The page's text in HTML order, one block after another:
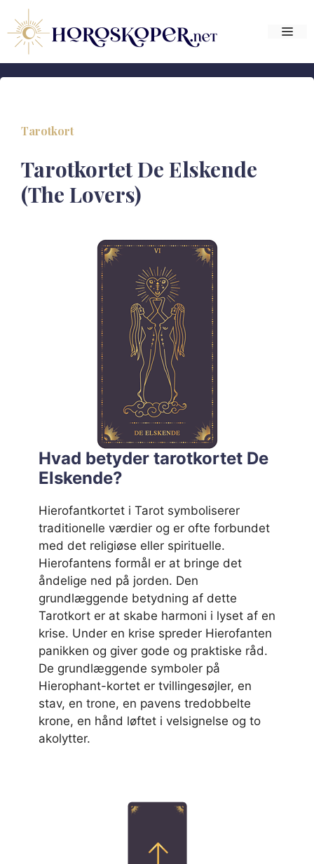
indhold
Tarotkort
Tarotkortet De Elskende
(The Lovers)
Hvad betyder tarotkortet De
Elskende?
Hierofantkortet i Tarot symboliserer
traditionelle værdier og er ofte forbundet
med det religiøse eller spirituelle.
Hierofantens formål er at bringe det
åndelige ned på jorden. Den
grundlæggende betydning af dette
Tarotkort er at skabe harmoni i lyset af en
krise. Under en krise spreder Hierofanten
panikken og giver gode og praktiske råd.
De grundlæggende symboler på
Hierophant-kortet er tvillingesøjler, en
stav, en trone, en pavens tredobbelte
krone, en hånd løftet i velsignelse og to
akolytter.